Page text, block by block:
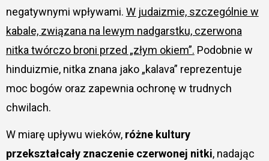
negatywnymi wpływami. W judaizmie, szczególnie w
kabale, związana na lewym nadgarstku, czerwona
nitka twórczo broni przed „złym okiem”. Podobnie w
hinduizmie, nitka znana jako „kalava” reprezentuje
moc bogów oraz zapewnia ochronę w trudnych
chwilach.
W miarę upływu wieków, różne kultury
przekształcały znaczenie czerwonej nitki, nadając